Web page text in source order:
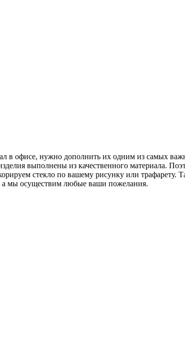
офисе, нужно дополнить их одним из самых
выполнены из качественного материала.
стекло по вашему рисунку или трафарету.
а мы осуществим любые ваши пожелания.